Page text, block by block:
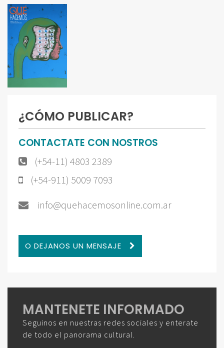
¿CÓMO PUBLICAR?
CONTACTATE CON NOSTROS
(+54-11) 4803 2389
(+54-911) 5009 7093
info@quehacemosonline.com.ar
O DEJANOS UN MENSAJE
MANTENETE INFORMADO
Seguinos en nuestras redes sociales y enterate
de todo el panorama cultural.